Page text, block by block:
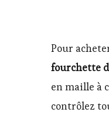
Pour
fourchette
en maille à
contrôlez